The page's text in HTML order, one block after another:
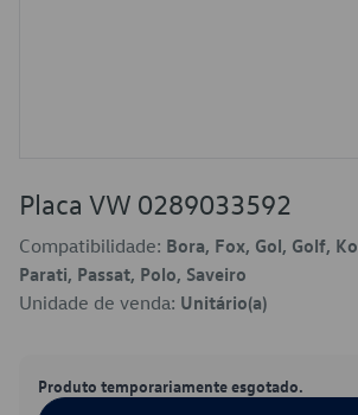
Placa VW 0289033592
Compatibilidade: Bora, Fox, Gol, Golf,
Parati, Passat, Polo, Saveiro
Unidade de venda: Unitário(a)
Produto temporariamente esgotado.